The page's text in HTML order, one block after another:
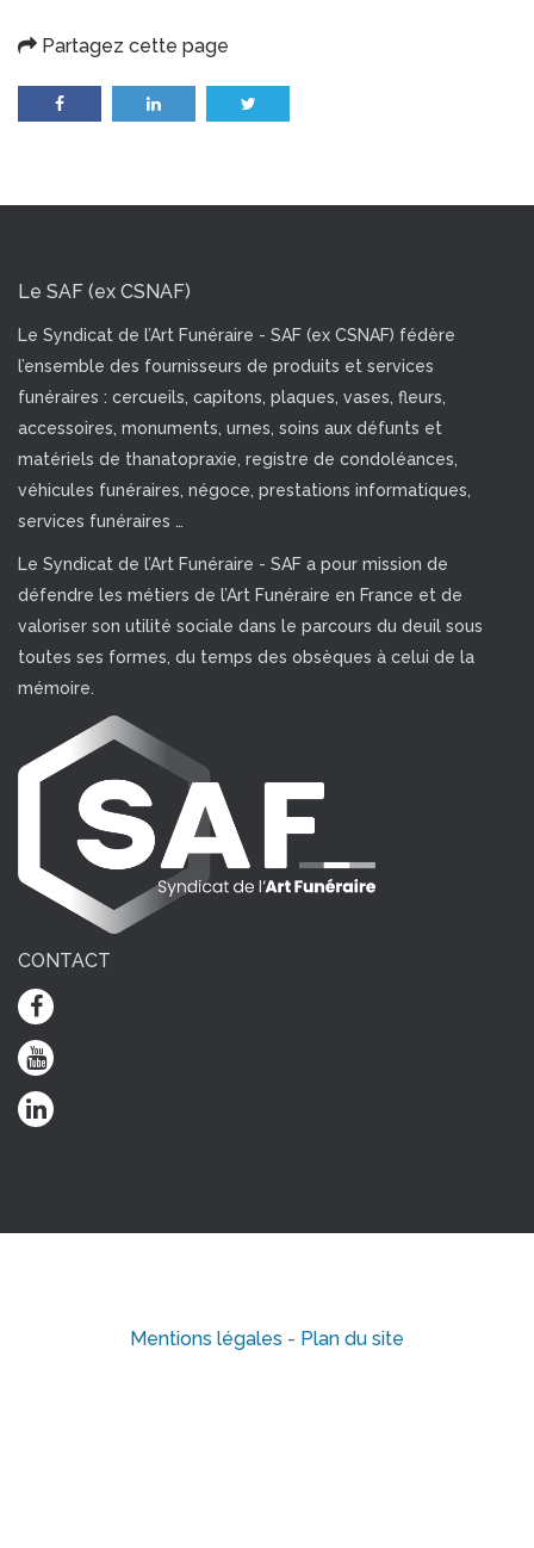
Partagez cette page
Le SAF (ex CSNAF)
Le Syndicat de l’Art Funéraire - SAF (ex CSNAF) fédère
l’ensemble des fournisseurs de produits et services
funéraires : cercueils, capitons, plaques, vases, fleurs,
accessoires, monuments, urnes, soins aux défunts et
matériels de thanatopraxie, registre de condoléances,
véhicules funéraires, négoce, prestations informatiques,
services funéraires …
Le Syndicat de l’Art Funéraire - SAF a pour mission de
défendre les métiers de l’Art Funéraire en France et de
valoriser son utilité sociale dans le parcours du deuil sous
toutes ses formes, du temps des obsèques à celui de la
mémoire.
CONTACT
Mentions légales - Plan du site